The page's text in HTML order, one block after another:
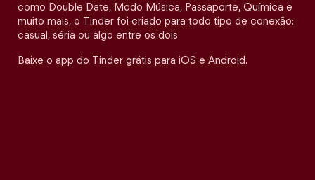
como Double Date, Modo Música, Passaporte, Química e
muito mais, o Tinder foi criado para todo tipo de conexão:
casual, séria ou algo entre os dois.
Baixe o app do Tinder grátis para iOS e Android.